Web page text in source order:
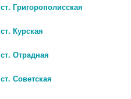
ст. Григорополисская
ст. Курская
ст. Отрадная
ст. Советская